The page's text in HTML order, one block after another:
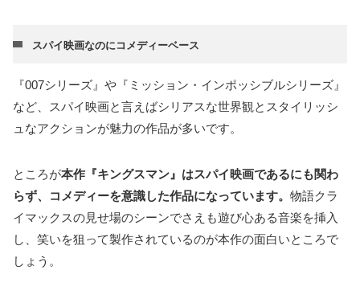
スパイ映画なのにコメディーベース
『007シリーズ』や『ミッション・インポッシブルシリーズ』
など、スパイ映画と言えばシリアスな世界観とスタイリッシ
ュなアクションが魅力の作品が多いです。
ところが本作『キングスマン』はスパイ映画であるにも関わ
らず、コメディーを意識した作品になっています。 物語クラ
イマックスの見せ場のシーンでさえも遊び心ある音楽を挿入
し、笑いを狙って製作されているのが本作の面白いところで
しょう。